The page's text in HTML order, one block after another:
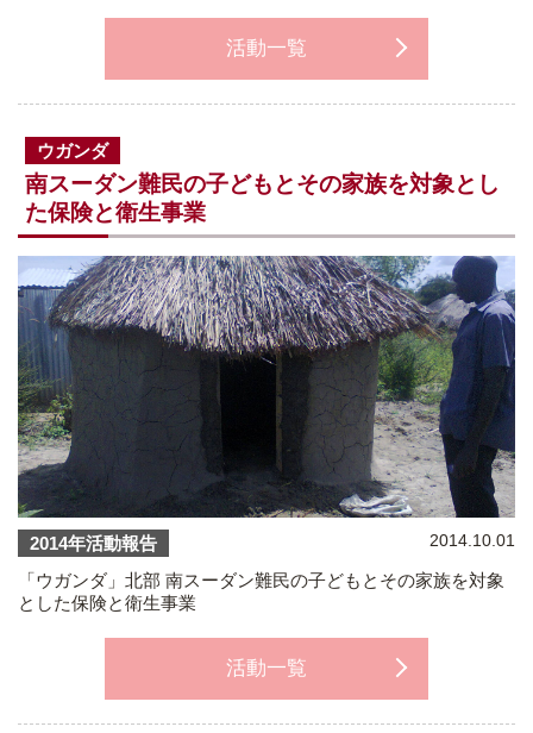
活動一覧
ウガンダ
南スーダン難民の子どもとその家族を対象とし
た保険と衛生事業
2014年活動報告 2014.10.01
「ウガンダ」北部 南スーダン難民の子どもとその家族を対象
とした保険と衛生事業
活動一覧